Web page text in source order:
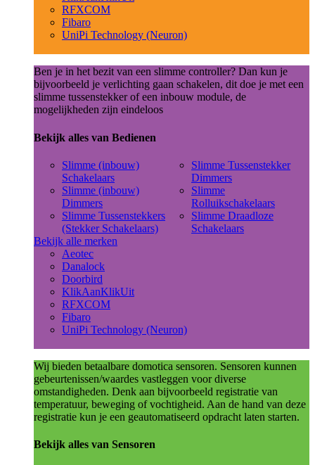
RFXCOM
Fibaro
UniPi Technology (Neuron)
Ben je in het bezit van een slimme controller? Dan kun je
bijvoorbeeld je verlichting gaan schakelen, dit doe je met een
slimme tussenstekker of een inbouw module, de
mogelijkheden zijn eindeloos
Bekijk alles van Bedienen
Slimme (inbouw)
Schakelaars
Slimme (inbouw)
Dimmers
Slimme Tussenstekkers
(Stekker Schakelaars)
Slimme Tussenstekker
Dimmers
Slimme
Rolluikschakelaars
Slimme Draadloze
Schakelaars
Bekijk alle merken
Aeotec
Danalock
Doorbird
KlikAanKlikUit
RFXCOM
Fibaro
UniPi Technology (Neuron)
Wij bieden betaalbare domotica sensoren. Sensoren kunnen
gebeurtenissen/waardes vastleggen voor diverse
omstandigheden. Denk aan bijvoorbeeld registratie van
temperatuur, beweging of vochtigheid. Aan de hand van deze
registratie kun je een geautomatiseerd opdracht laten starten.
Bekijk alles van Sensoren